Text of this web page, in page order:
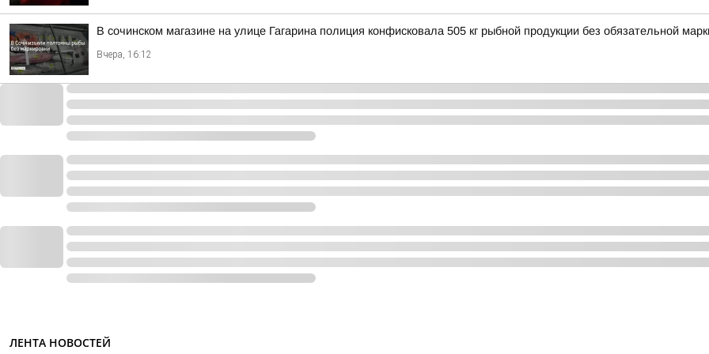
В сочинском магазине на улице Гагарина полиция конфисковала 505 кг рыбной продукции без обязательной
Вчера, 16:12
ЛЕНТА НОВОСТЕЙ